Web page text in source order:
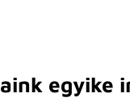
egyike